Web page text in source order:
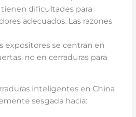
dificultades para
adecuados. Las razones
expositores se centran en
no en cerraduras para
inteligentes en China
sesgada hacia: